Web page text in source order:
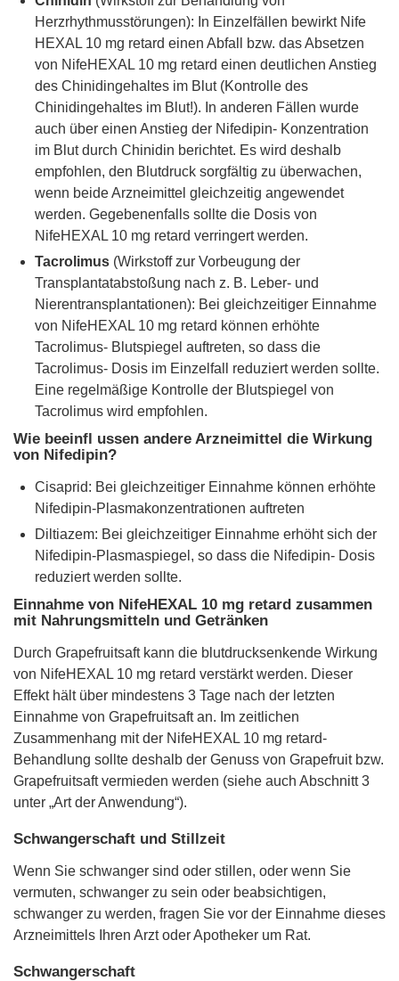
Herzrhythmusstörungen): In Einzelfällen bewirkt Nife
HEXAL 10 mg retard einen Abfall bzw. das Absetzen
von NifeHEXAL 10 mg retard einen deutlichen Anstieg
des Chinidingehaltes im Blut (Kontrolle des
Chinidingehaltes im Blut!). In anderen Fällen wurde
auch über einen Anstieg der Nifedipin- Konzentration
im Blut durch Chinidin berichtet. Es wird deshalb
empfohlen, den Blutdruck sorgfältig zu überwachen,
wenn beide Arzneimittel gleichzeitig angewendet
werden. Gegebenenfalls sollte die Dosis von
NifeHEXAL 10 mg retard verringert werden.
Tacrolimus (Wirkstoff zur Vorbeugung der
Transplantatabstoßung nach z. B. Leber- und
Nierentransplantationen): Bei gleichzeitiger Einnahme
von NifeHEXAL 10 mg retard können erhöhte
Tacrolimus- Blutspiegel auftreten, so dass die
Tacrolimus- Dosis im Einzelfall reduziert werden sollte.
Eine regelmäßige Kontrolle der Blutspiegel von
Tacrolimus wird empfohlen.
Wie beeinfl ussen andere Arzneimittel die Wirkung
von Nifedipin?
Cisaprid: Bei gleichzeitiger Einnahme können erhöhte
Nifedipin-Plasmakonzentrationen auftreten
Diltiazem: Bei gleichzeitiger Einnahme erhöht sich der
Nifedipin-Plasmaspiegel, so dass die Nifedipin- Dosis
reduziert werden sollte.
Einnahme von NifeHEXAL 10 mg retard zusammen
mit Nahrungsmitteln und Getränken
Durch Grapefruitsaft kann die blutdrucksenkende Wirkung
von NifeHEXAL 10 mg retard verstärkt werden. Dieser
Effekt hält über mindestens 3 Tage nach der letzten
Einnahme von Grapefruitsaft an. Im zeitlichen
Zusammenhang mit der NifeHEXAL 10 mg retard-
Behandlung sollte deshalb der Genuss von Grapefruit bzw.
Grapefruitsaft vermieden werden (siehe auch Abschnitt 3
unter „Art der Anwendung“).
Schwangerschaft und Stillzeit
Wenn Sie schwanger sind oder stillen, oder wenn Sie
vermuten, schwanger zu sein oder beabsichtigen,
schwanger zu werden, fragen Sie vor der Einnahme dieses
Arzneimittels Ihren Arzt oder Apotheker um Rat.
Schwangerschaft